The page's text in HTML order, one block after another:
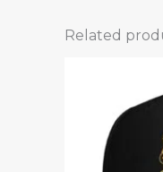
Related